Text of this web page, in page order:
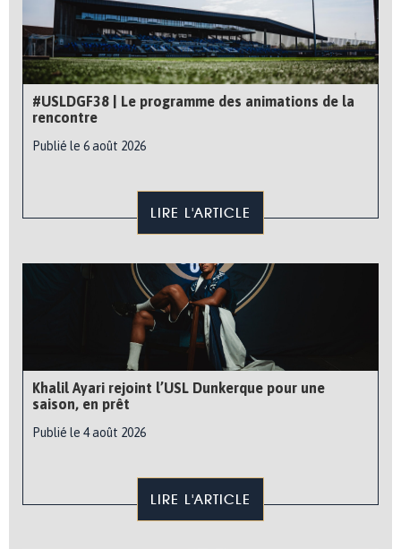
#USLDGF38 | Le programme des animations de la
rencontre
Publié le 6 août 2026
LIRE L'ARTICLE
Khalil Ayari rejoint l’USL Dunkerque pour une
saison, en prêt
Publié le 4 août 2026
LIRE L'ARTICLE